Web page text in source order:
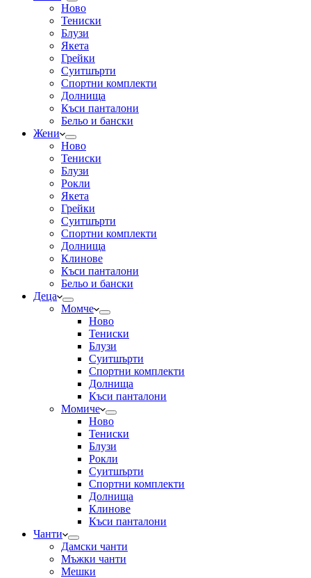
Ново
Тениски
Блузи
Якета
Грейки
Суитшърти
Спортни комплекти
Долнища
Къси панталони
Бельо и бански
Жени
Ново
Тениски
Блузи
Рокли
Якета
Грейки
Суитшърти
Спортни комплекти
Долнища
Клинове
Къси панталони
Бельо и бански
Деца
Момче
Ново
Тениски
Блузи
Суитшърти
Спортни комплекти
Долнища
Къси панталони
Момиче
Ново
Тениски
Блузи
Рокли
Суитшърти
Спортни комплекти
Долнища
Клинове
Къси панталони
Чанти
Дамски чанти
Мъжки чанти
Мешки